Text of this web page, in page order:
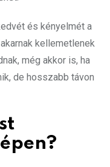
és kényelmét a
kellemetlenek
még akkor is, ha
de hosszabb távon